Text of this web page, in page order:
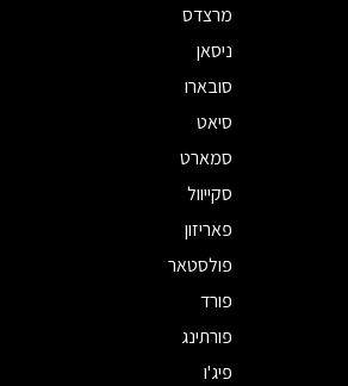
מרצדס
ניסאן
סובארו
סיאט
סמארט
סקייוול
פאריזון
פולסטאר
פורד
פורתינג
פיג'ו